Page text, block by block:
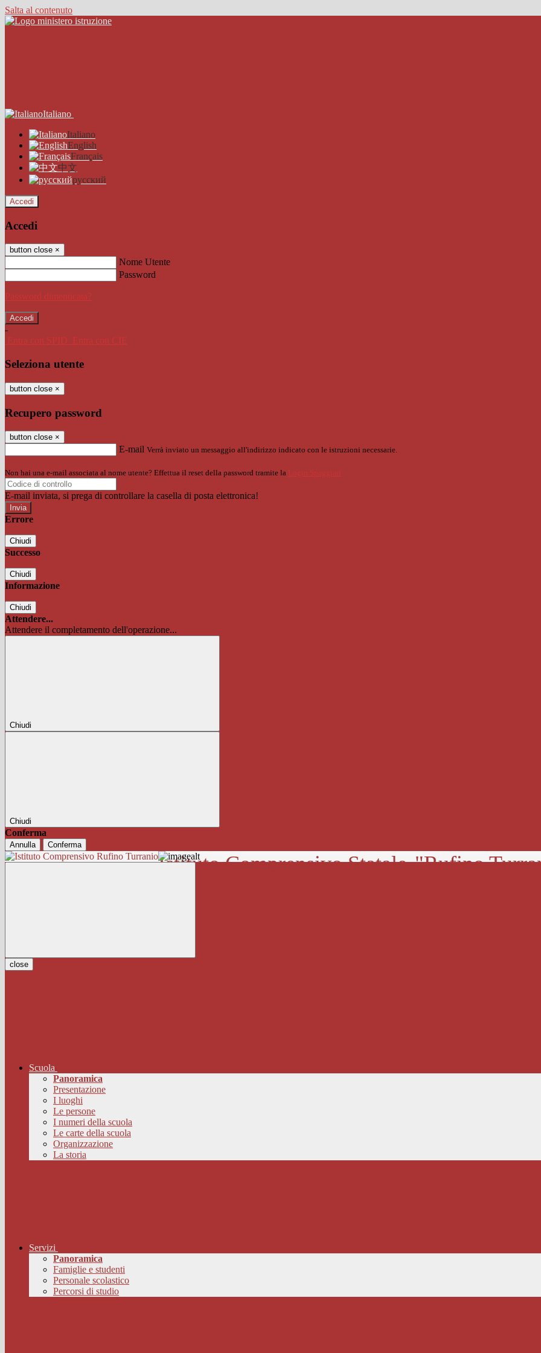
Salta al contenuto
Italiano
Italiano
English
Français
中文
русский
Accedi
Accedi
button close ×
Nome Utente
Password
Password dimenticata?
-
Entra con SPID
Entra con CIE
Seleziona utente
button close ×
Recupero password
button close ×
E-mail Verrà inviato un messaggio all'indirizzo indicato con le istruzioni necessarie.
Non hai una e-mail associata al nome utente? Effettua il reset della password tramite la Login Spaggiari
E-mail inviata, si prega di controllare la casella di posta elettronica!
Errore
Chiudi
Successo
Chiudi
Informazione
Chiudi
Attendere...
Attendere il completamento dell'operazione...
Chiudi
Chiudi
Conferma
Annulla Conferma
Istituto Comprensivo Statale"Rufino
close
Scuola
Panoramica
Presentazione
I luoghi
Le persone
I numeri della scuola
Le carte della scuola
Organizzazione
La storia
Servizi
Panoramica
Famiglie e studenti
Personale scolastico
Percorsi di studio